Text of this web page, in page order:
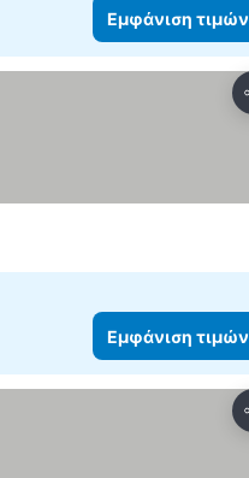
Εμφάνιση τιμών
Εμφάνιση τιμών